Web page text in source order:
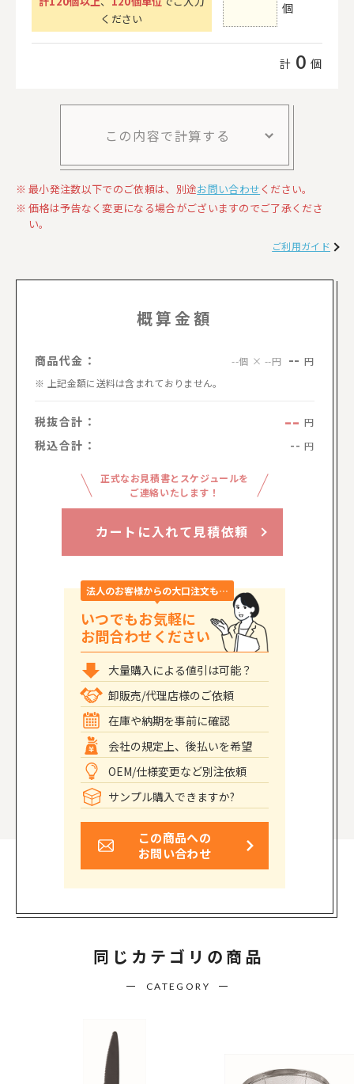
ください
個
計 0 個
この内容で計算する
最小発注数以下でのご依頼は、別途お問い合わせください。
価格は予告なく変更になる場合がございますのでご了承くださ
い。
ご利用ガイド
概算金額
商品代金： --個 × --円 -- 円
上記金額に送料は含まれておりません。
税抜合計： -- 円
税込合計： -- 円
正式なお見積書とスケジュールを
ご連絡いたします！
カートに入れて見積依頼
法人のお客様からの大口注文も…
いつでもお気軽に
お問合わせください
大量購入による値引は可能？
卸販売/代理店様のご依頼
在庫や納期を事前に確認
会社の規定上、後払いを希望
OEM/仕様変更など別注依頼
サンプル購入できますか?
この商品への
お問い合わせ
同じカテゴリの商品
CATEGORY